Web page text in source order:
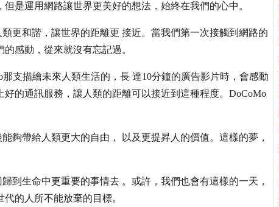
是運用網路讓世界更美好的想法，始終在我們的心中。
更和諧，讓世界的距離更 接近。當我們第一次接觸到網路的
感動，從來就沒有忘記過。
支描繪未來人類生活的，長 達10分鐘的廣告影片時，會感動
的通訊服務，讓人類的距離可以接近到這種程度。DoCoMo
夠帶給人類更大的自由， 以及更提昇人的價值。這樣的夢，
到生命中更重要的事情去 。或許，我們也會有這樣的一天，
的人所不能放棄的目標。